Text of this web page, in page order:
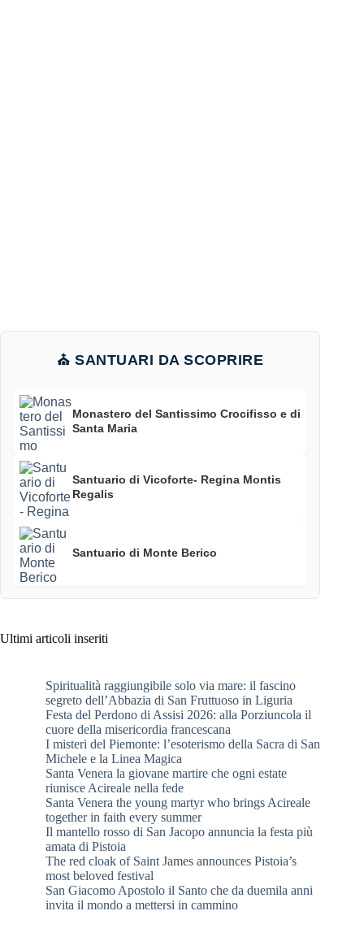
⛪ SANTUARI DA SCOPRIRE
Monastero del Santissimo Crocifisso e di
Santa Maria
Santuario di Vicoforte- Regina Montis
Regalis
Santuario di Monte Berico
Ultimi articoli inseriti
Spiritualità raggiungibile solo via mare: il fascino
segreto dell’Abbazia di San Fruttuoso in Liguria
Festa del Perdono di Assisi 2026: alla Porziuncola il
cuore della misericordia francescana
I misteri del Piemonte: l’esoterismo della Sacra di San
Michele e la Linea Magica
Santa Venera la giovane martire che ogni estate
riunisce Acireale nella fede
Santa Venera the young martyr who brings Acireale
together in faith every summer
Il mantello rosso di San Jacopo annuncia la festa più
amata di Pistoia
The red cloak of Saint James announces Pistoia’s
most beloved festival
San Giacomo Apostolo il Santo che da duemila anni
invita il mondo a mettersi in cammino